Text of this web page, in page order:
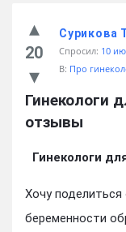
20
Сурикова
Спросил: 10
В: Про
Гинекологи
отзывы
Гинекологи
Хочу
беременности